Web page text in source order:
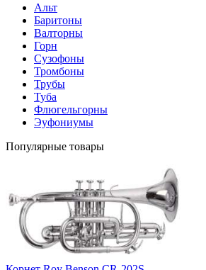
Альт
Баритоны
Валторны
Горн
Сузофоны
Тромбоны
Трубы
Туба
Флюгельгорны
Эуфониумы
Популярные товары